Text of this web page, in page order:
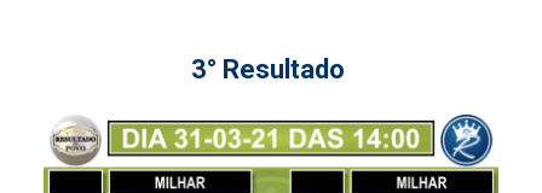
3° Resultado